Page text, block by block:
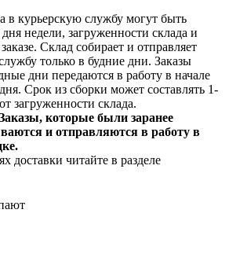
в курьерскую службу могут быть
недели, загруженности склада и
Склад собирает и отправляет
только в будние дни. Заказы
дни передаются в работу в начале
Срок из сборки может составлять 1-
загруженности склада.
которые были заранее
и отправляются в работу в
доставки читайте в разделе